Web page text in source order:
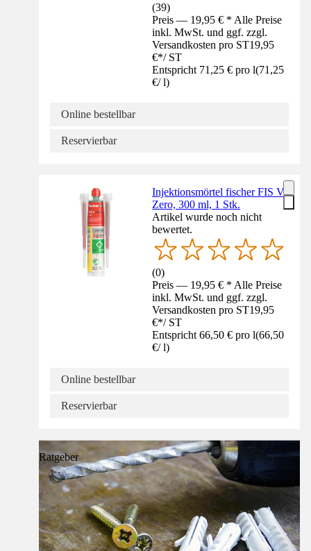
(39)
Preis — 19,95 € * Alle Preise
inkl. MwSt. und ggf. zzgl.
Versandkosten pro ST19,95
€*/ ST
Entspricht 71,25 € pro l(71,25
€/ l)
Online bestellbar
Reservierbar
Injektionsmörtel fischer FIS V
Zero, 300 ml, 1 Stk.
Artikel wurde noch nicht
bewertet.
(0)
Preis — 19,95 € * Alle Preise
inkl. MwSt. und ggf. zzgl.
Versandkosten pro ST19,95
€*/ ST
Entspricht 66,50 € pro l(66,50
€/ l)
Online bestellbar
Reservierbar
Ratgeber